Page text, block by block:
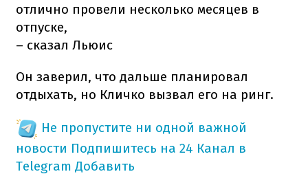
отлично провели несколько месяцев в
отпуске,
– сказал Льюис
Он заверил, что дальше планировал
отдыхать, но Кличко вызвал его на ринг.
Не пропустите ни одной важной
новости Подпишитесь на 24 Канал в
Telegram Добавить